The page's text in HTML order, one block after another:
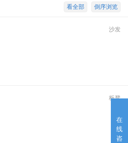
在
线
咨
倒序浏览
看全部
沙发
板凳